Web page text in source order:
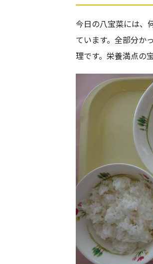
今日の八宝菜には、
ています。全部分か
理です。栄養満点の